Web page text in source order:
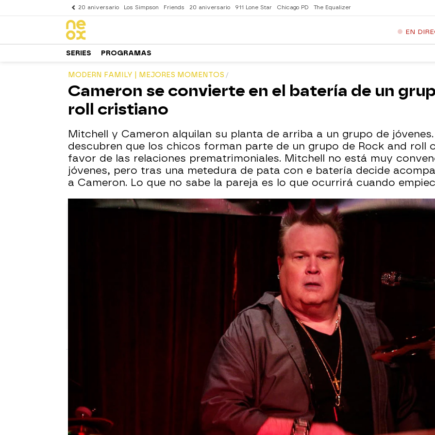
20 aniversario Los Simpson Friends 20 aniversario 911 Lone Star Chicago PD The Equalizer
EN
SERIES PROGRAMAS
MODERN FAMILY | MEJORES MOMENTOS
Cameron se convierte en el batería de un
roll cristiano
Mitchell y Cameron alquilan su planta de arriba a un grupo de
descubren que los chicos forman parte de un grupo de Rock and roll
favor de las relaciones prematrimoniales. Mitchell no está muy
jóvenes, pero tras una metedura de pata con e batería decide
a Cameron. Lo que no sabe la pareja es lo que ocurrirá cuando
Publicado:
WhatsappFacebook
X
Modern Family